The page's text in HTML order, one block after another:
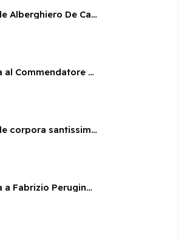
Lapide Alberghiero De Carolis
Targa al Commendatore Paolo Pallucco
Lapide corpora santissimi martiri
Targa a Fabrizio Perugino sul Fortilizio